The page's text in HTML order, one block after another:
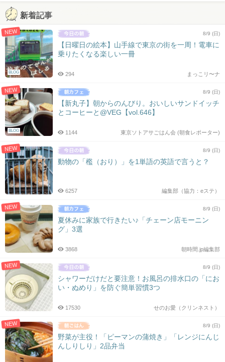
新着記事
NEW
BLOG
8/9 (日)
【日曜日の絵本】山手線で東京の街を一周！電車に
乗りたくなる楽しい一冊
まっこリ〜ナ
294
NEW
BLOG
8/9 (日)
【新丸子】朝からのんびり。おいしいサンドイッチ
とコーヒーと@VEG【vol.646】
東京ソトアサごはん会 (朝食レポーター)
1144
NEW 8/9 (日)
動物の「檻（おり）」を1単語の英語で言うと？
編集部（協力：eステ）
6257
NEW 8/9 (日)
夏休みに家族で行きたい♪「チェーン店モーニン
グ」3選
朝時間.jp編集部
3868
NEW 8/9 (日)
シャワーだけだと要注意！お風呂の排水口の「にお
い・ぬめり」を防ぐ簡単習慣3つ
せのお愛（クリンネスト）
17530
NEW 8/9 (日)
野菜が主役！「ピーマンの蒲焼き」「レンジにんじ
んしりしり」2品弁当